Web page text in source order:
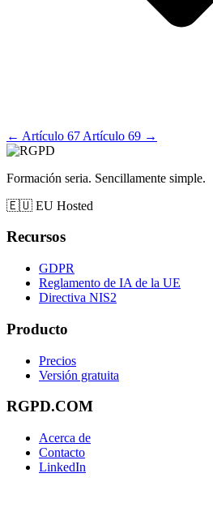
← Artículo 67 Artículo 69 →
Formación seria. Sencillamente simple.
🇪🇺 EU Hosted
Recursos
GDPR
Reglamento de IA de la UE
Directiva NIS2
Producto
Precios
Versión gratuita
RGPD.COM
Acerca de
Contacto
LinkedIn